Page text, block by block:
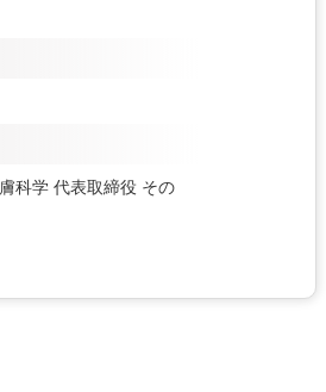
科学 代表取締役 その